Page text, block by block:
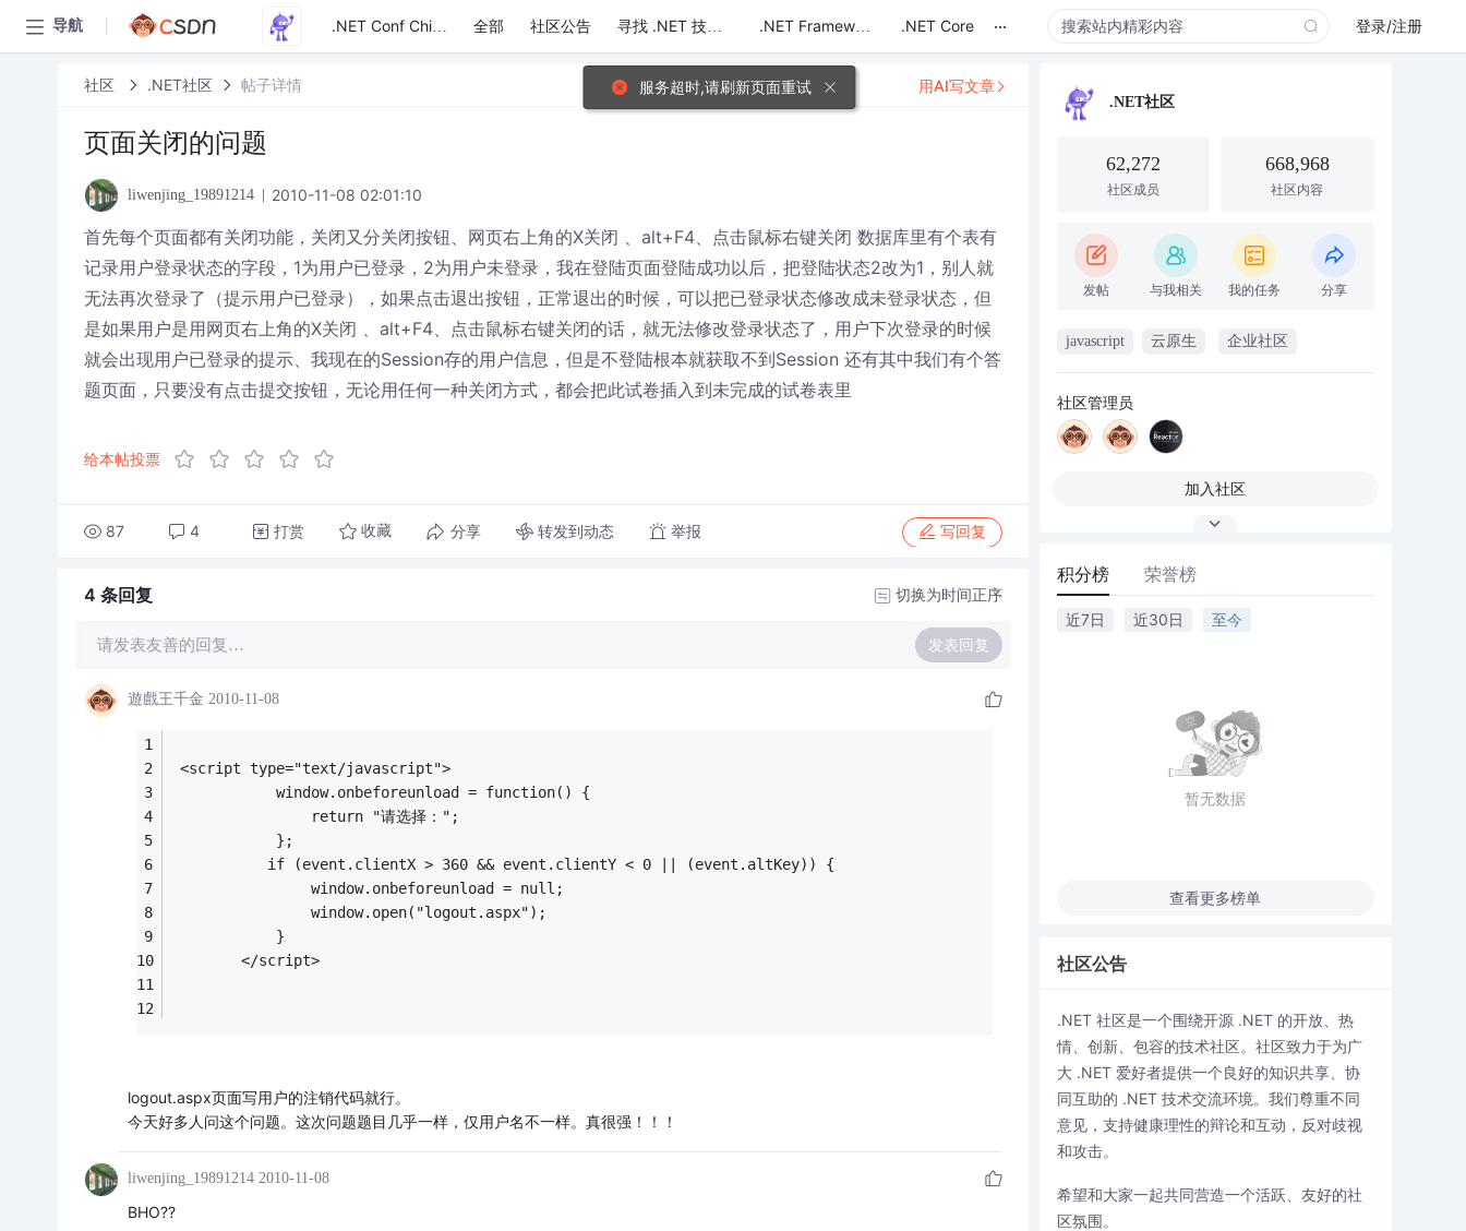
导航 .NET Conf China 全部 社区公告 寻找 .NET 技术达人 .NET Framework .NET Core ... 登录/注册
社区 .NET社区 帖子详情
页面关闭的问题
liwenjing_19891214 2010-11-08 02:01:10
首先每个页面都有关闭功能，关闭又分关闭按钮、网页右上角的X关闭 、alt+F4、点击鼠标右键关闭 数据库里有个表有
记录用户登录状态的字段，1为用户已登录，2为用户未登录，我在登陆页面登陆成功以后，把登陆状态2改为1，别人就
无法再次登录了（提示用户已登录），如果点击退出按钮，正常退出的时候，可以把已登录状态修改成未登录状态，但
是如果用户是用网页右上角的X关闭 、alt+F4、点击鼠标右键关闭的话，就无法修改登录状态了，用户下次登录的时候
就会出现用户已登录的提示、我现在的Session存的用户信息，但是不登陆根本就获取不到Session 还有其中我们有个答
题页面，只要没有点击提交按钮，无论用任何一种关闭方式，都会把此试卷插入到未完成的试卷表里
给本帖投票
87 4 打赏 收藏 分享 转发到动态 举报 写回复
用AI写文章
4 条回复 切换为时间正序
请发表友善的回复… 发表回复
遊戲王千金 2010-11-08
<script type="text/javascript">
            window.onbeforeunload = function() {
                return "请选择：";
            };
           if (event.clientX > 360 && event.clientY < 0 || (event.altKey)) {
                window.onbeforeunload = null;
                window.open("logout.aspx");
            }
        </script>
logout.aspx页面写用户的注销代码就行。
今天好多人问这个问题。这次问题题目几乎一样，仅用户名不一样。真很强！！！
liwenjing_19891214 2010-11-08
BHO??
.NET社区
62,272
社区成员
668,968
社区内容
发帖 与我相关 我的任务 分享
javascript 云原生 企业社区
社区管理员
加入社区
积分榜 荣誉榜
近7日 近30日 至今
暂无数据
查看更多榜单
社区公告
.NET 社区是一个围绕开源 .NET 的开放、热
情、创新、包容的技术社区。社区致力于为广
大 .NET 爱好者提供一个良好的知识共享、协
同互助的 .NET 技术交流环境。我们尊重不同
意见，支持健康理性的辩论和互动，反对歧视
和攻击。
希望和大家一起共同营造一个活跃、友好的社
区氛围。
服务超时,请刷新页面重试